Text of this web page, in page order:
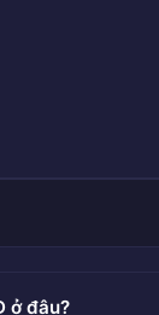
ở đâu?